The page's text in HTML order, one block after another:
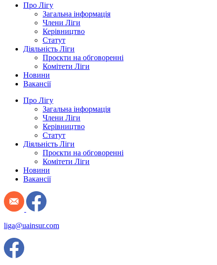
Про Лігу
Загальна інформація
Члени Ліги
Керівництво
Статут
Діяльність Ліги
Проєкти на обговоренні
Комітети Ліги
Новини
Вакансії
Про Лігу
Загальна інформація
Члени Ліги
Керівництво
Статут
Діяльність Ліги
Проєкти на обговоренні
Комітети Ліги
Новини
Вакансії
liga@uainsur.com